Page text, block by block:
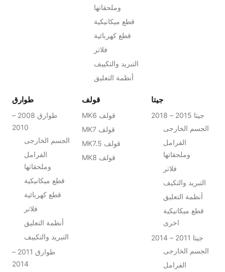
وملحقاتها
قطع ميكانيكية
قطع كهربائية
فلاتر
التبريد والتكييف
أنظمة التعليق
طوارق
طوارق 2008 –
2010
الجسم الخارجى
الفرامل
وملحقاتها
قطع ميكانيكية
قطع كهربائية
فلاتر
أنظمة التعليق
التبريد والتكييف
طوارق 2011 –
2014
قولف
MK6 قولف
MK7 قولف
MK7.5 قولف
MK8 قولف
جيتا
جيتا 2015 – 2018
الجسم الخارجى
الفرامل
وملحقاتها
فلاتر
التبريد والتكيف
أنظمة التعليق
قطع ميكانيكية
اخرى
جيتا 2011 – 2014
الجسم الخارجى
الفرامل